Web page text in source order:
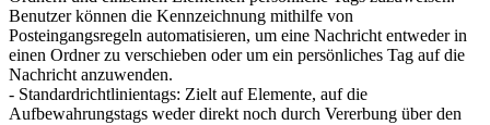
Benutzer können die Kennzeichnung mithilfe von
Posteingangsregeln automatisieren, um eine Nachricht entweder in
einen Ordner zu verschieben oder um ein persönliches Tag auf die
Nachricht anzuwenden.
- Standardrichtlinientags: Zielt auf Elemente, auf die
Aufbewahrungstags weder direkt noch durch Vererbung über den